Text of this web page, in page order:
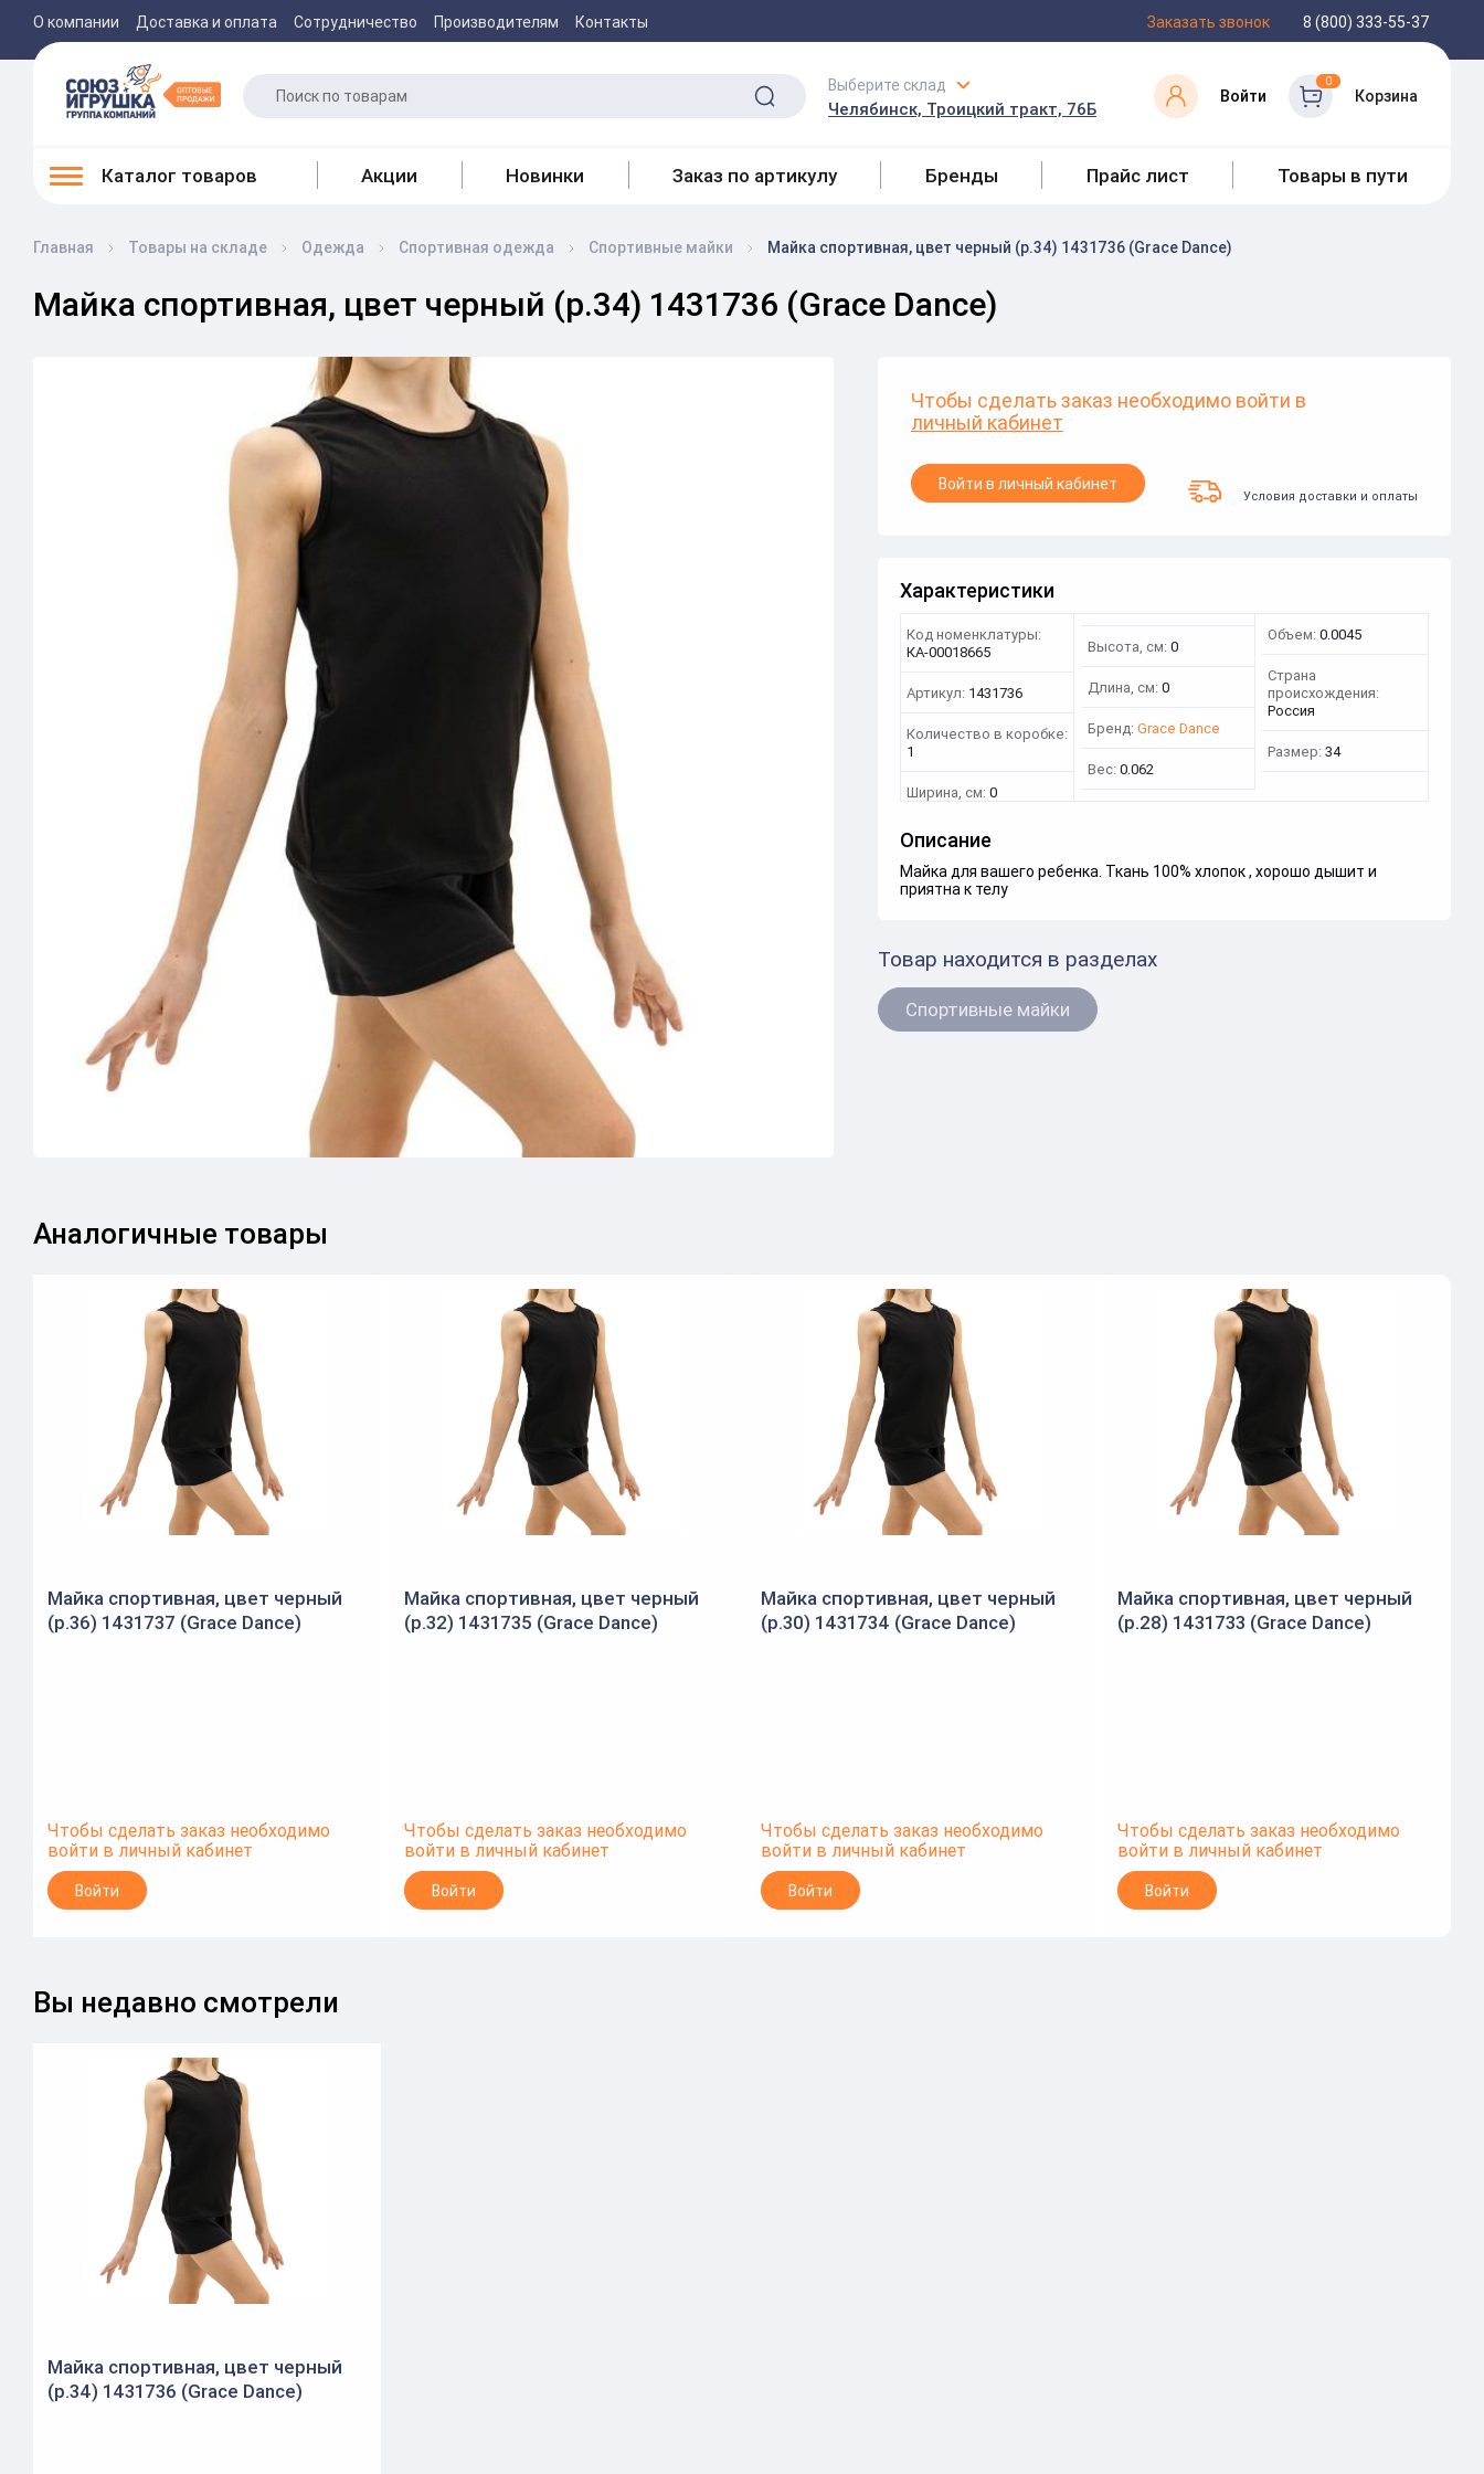
О компании Доставка и оплата Сотрудничество Производителям Контакты Заказать звонок 8 (800) 333-55-37
Выберите склад
Челябинск, Троицкий тракт, 76Б
Войти
0
Корзина
Каталог товаров Акции Новинки Заказ по артикулу Бренды Прайс лист Товары в пути
Главная Товары на складе Одежда Спортивная одежда Спортивные майки Майка спортивная, цвет черный (р.34) 1431736 (Grace Dance)
Майка спортивная, цвет черный (р.34) 1431736 (Grace Dance)
Чтобы сделать заказ необходимо войти в
личный кабинет
Войти в личный кабинет
Условия доставки и оплаты
Характеристики
Код номенклатуры:
КА-00018665
Артикул: 1431736
Количество в коробке:
1
Ширина, см: 0
Высота, см: 0
Длина, см: 0
Бренд: Grace Dance
Вес: 0.062
Объем: 0.0045
Страна
происхождения:
Россия
Размер: 34
Описание
Майка для вашего ребенка. Ткань 100% хлопок , хорошо дышит и
приятна к телу
Товар находится в разделах
Спортивные майки
Аналогичные товары
Майка спортивная, цвет черный
(р.36) 1431737 (Grace Dance)
Чтобы сделать заказ необходимо
войти в личный кабинет
Войти
Майка спортивная, цвет черный
(р.32) 1431735 (Grace Dance)
Чтобы сделать заказ необходимо
войти в личный кабинет
Войти
Майка спортивная, цвет черный
(р.30) 1431734 (Grace Dance)
Чтобы сделать заказ необходимо
войти в личный кабинет
Войти
Майка спортивная, цвет черный
(р.28) 1431733 (Grace Dance)
Чтобы сделать заказ необходимо
войти в личный кабинет
Войти
Вы недавно смотрели
Майка спортивная, цвет черный
(р.34) 1431736 (Grace Dance)